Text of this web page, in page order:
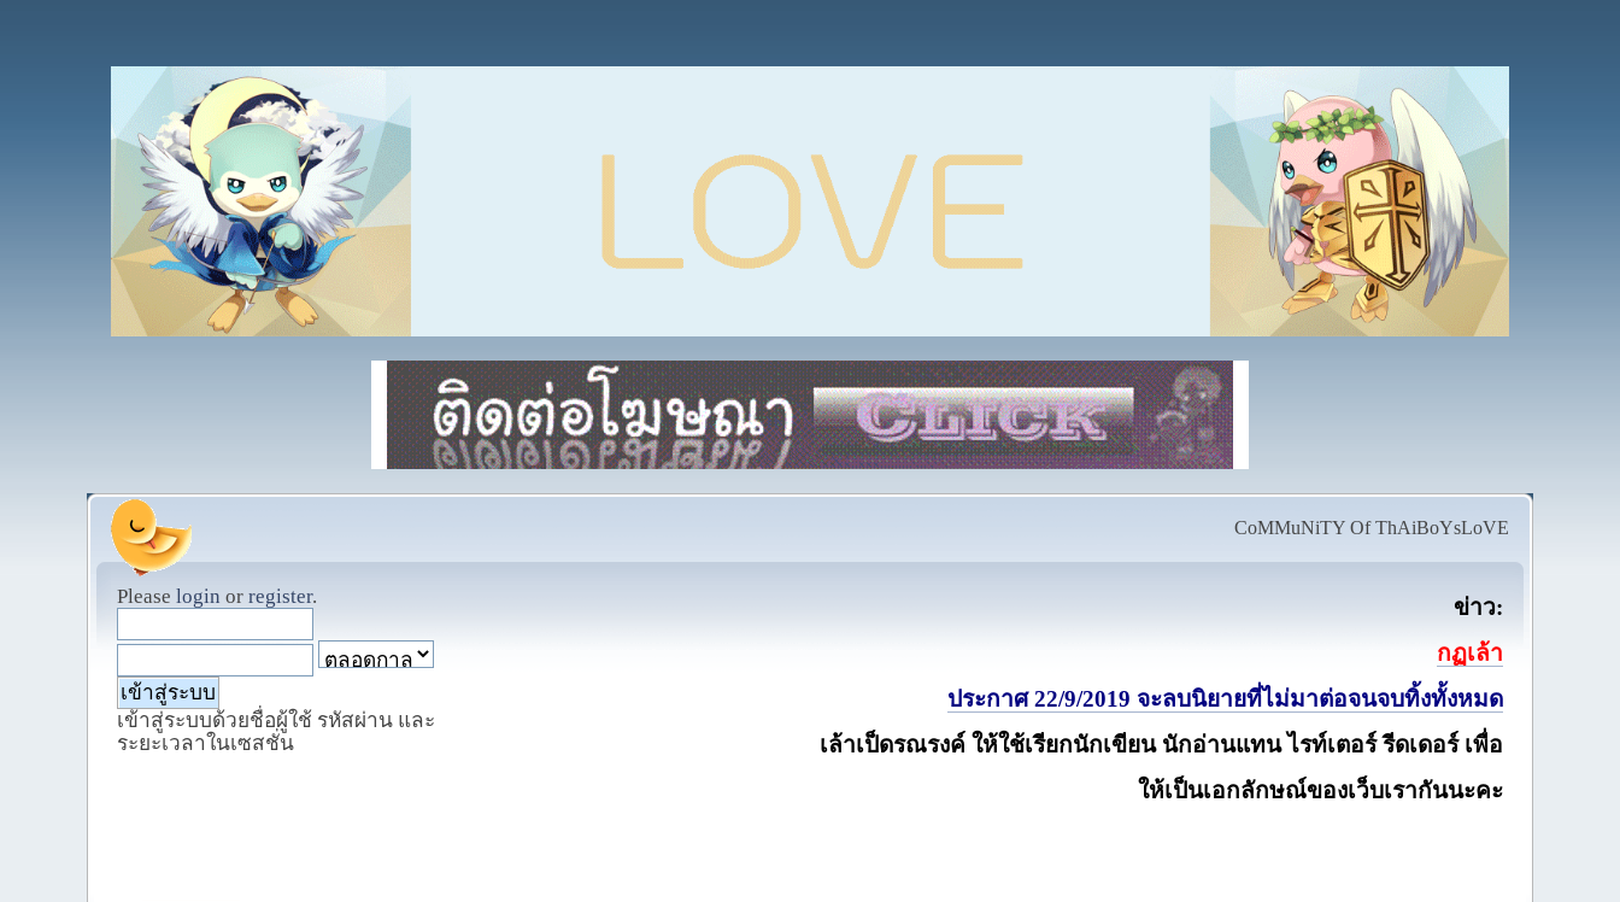
CoMMuNiTY Of ThAiBoYsLoVE
Please login or register.
เข้าสู่ระบบด้วยชื่อผู้ใช้ รหัสผ่าน และ
ระยะเวลาในเซสชั่น
ข่าว:
กฏเล้า
ประกาศ 22/9/2019 จะลบนิยายที่ไม่มาต่อจนจบทิ้งทั้งหมด
เล้าเป็ดรณรงค์ ให้ใช้เรียกนักเขียน นักอ่านแทน ไรท์เตอร์ รีดเดอร์ เพื่อ
ให้เป็นเอกลักษณ์ของเว็บเรากันนะคะ